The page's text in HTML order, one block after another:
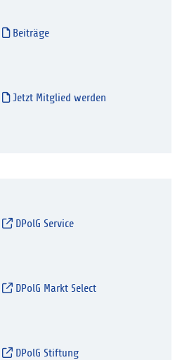
Beiträge
Jetzt Mitglied werden
DPolG Service
DPolG Markt Select
DPolG Stiftung